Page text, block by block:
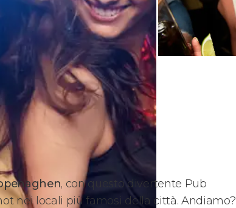
, con questo divertente Pub
nei locali più famosi della città. Andiamo?